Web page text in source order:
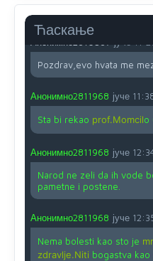
Ћаскање
Pozdrav,evo hvata me
Анонимно2811968 јуче
Sta bi rekao prof.Momcilo
Анонимно2811968 јуче
Narod ne zeli da ih vode
pametne i postene.
Анонимно2811968 јуче
Nema bolesti kao sto je
zdravlje.Niti bogastva